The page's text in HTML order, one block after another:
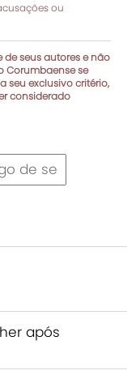
ou
seus autores e não
Corumbaense se
seu exclusivo critério,
considerado
após